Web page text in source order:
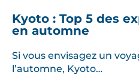
Kyoto : Top 5 des
en automne
Si vous envisagez un
l’automne, Kyoto…